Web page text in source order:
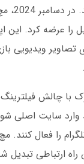
به
را عرضه کرد. این
تصاویر ویدیویی
مچ بوک با چالش
وارد سایت اصلی
را فعال کنند.
ارتباطی تبدیل